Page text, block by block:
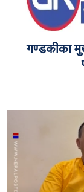
गण्डकीका